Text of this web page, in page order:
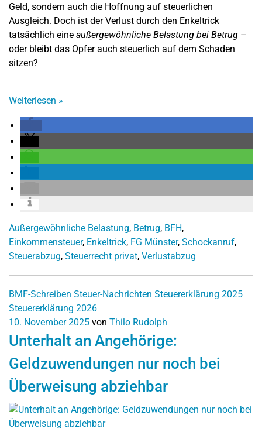
Geld, sondern auch die Hoffnung auf steuerlichen
Ausgleich. Doch ist der Verlust durch den Enkeltrick
tatsächlich eine außergewöhnliche Belastung bei Betrug –
oder bleibt das Opfer auch steuerlich auf dem Schaden
sitzen?
Weiterlesen »
Außergewöhnliche Belastung, Betrug, BFH,
Einkommensteuer, Enkeltrick, FG Münster, Schockanruf,
Steuerabzug, Steuerrecht privat, Verlustabzug
BMF-Schreiben Steuer-Nachrichten Steuererklärung 2025
Steuererklärung 2026
10. November 2025 von Thilo Rudolph
Unterhalt an Angehörige:
Geldzuwendungen nur noch bei
Überweisung abziehbar